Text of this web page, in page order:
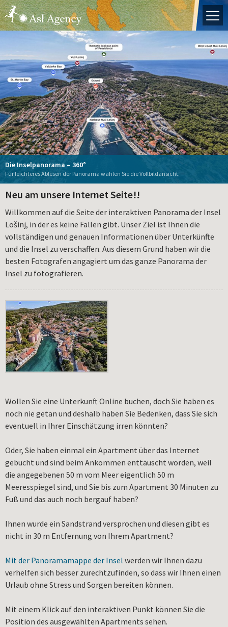
Die Insel Lošinj
EnglishItalianoDeutch
Startseite
Ihr Reiseführer
Losinj erleben
Unterkunftsangebot
Routenplaner
Über uns
Die Inselpanorama – 360°
Für leichteres Ablesen der Panorama wählen Sie die Vollbildansicht.
Il Sogno del Pescatore
Alexis Residence
Il Giardin' Retreat
Dolphin Watching Lošinj
Schauen Sie sich unsere einzigartige Emailbecherkollektion an!
Arbeiten Sie mit uns!
La Dolce Vita Haus
Der Lošinjer Logger "Nerezinac" – Interpretatives
Navigationszentrum des maritimen
Apoxyomenos auf Lošinj
Mieten Sie ein Boot
Aquapark Čikat - Buchen Sie hier!
Wohnungen auf der Insel Lošinj!
La Dolce Vita **** apartments
Neu am unsere Internet Seite!!
Willkommen auf die Seite der interaktiven Panorama der Insel
Lošinj, in der es keine Fallen gibt. Unser Ziel ist Ihnen die
vollständigen und genauen Informationen über Unterkünfte
und die Insel zu verschaffen. Aus diesem Grund haben wir die
besten Fotografen angagiert um das ganze Panorama der
Insel zu fotografieren.
Wollen Sie eine Unterkunft Online buchen, doch Sie haben es
noch nie getan und deshalb haben Sie Bedenken, dass Sie sich
eventuell in Ihrer Einschätzung irren könnten?
Oder, Sie haben einmal ein Apartment über das Internet
gebucht und sind beim Ankommen enttäuscht worden, weil
die angegebenen 50 m vom Meer eigentlich 50 m
Meeresspiegel sind, und Sie bis zum Apartment 30 Minuten zu
Fuß und das auch noch bergauf haben?
Ihnen wurde ein Sandstrand versprochen und diesen gibt es
nicht in 30 m Entfernung von Ihrem Apartment?
Mit der Panoramamappe der Insel werden wir Ihnen dazu
verhelfen sich besser zurechtzufinden, so dass wir Ihnen einen
Urlaub ohne Stress und Sorgen bereiten können.
Mit einem Klick auf den interaktiven Punkt können Sie die
Position des ausgewählten Apartments sehen.